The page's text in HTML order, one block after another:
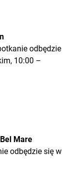
odbędzie
10:00 –
Mare
odbędzie się w